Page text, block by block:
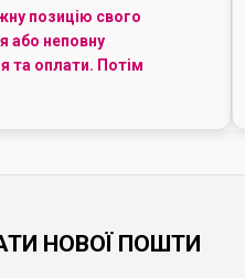
позицію свого
або неповну
та оплати. Потім
НОВОЇ ПОШТИ